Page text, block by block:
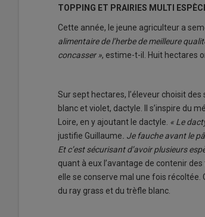
TOPPING ET PRAIRIES MULTI
Cette année, le jeune agriculteur a
alimentaire de l’herbe de meilleure
concasser », estime-t-il. Huit hectares
Sur sept hectares, l’éleveur choisit
blanc et violet, dactyle. Il s’inspire du
Loire, en y ajoutant le dactyle. « Le
justifie Guillaume. Je fauche avant le
Et c’est sécurisant d’avoir plusieurs
quant à eux l’avantage de contenir
elle se conserve mal une fois
du ray grass et du trèfle blanc.